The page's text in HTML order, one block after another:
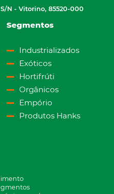
S/N - Vitorino, 85520-000
Segmentos
Industrializados
Exóticos
Hortifrúti
Orgânicos
Empório
Produtos Hanks